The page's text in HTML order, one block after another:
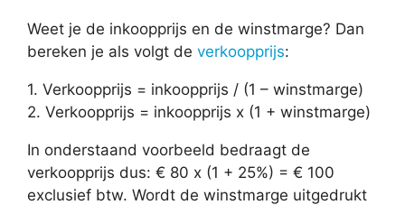
Weet je de inkoopprijs en de winstmarge? Dan
bereken je als volgt de verkoopprijs:
1. Verkoopprijs = inkoopprijs / (1 – winstmarge)
2. Verkoopprijs = inkoopprijs x (1 + winstmarge)
In onderstaand voorbeeld bedraagt de
verkoopprijs dus: € 80 x (1 + 25%) = € 100
exclusief btw. Wordt de winstmarge uitgedrukt